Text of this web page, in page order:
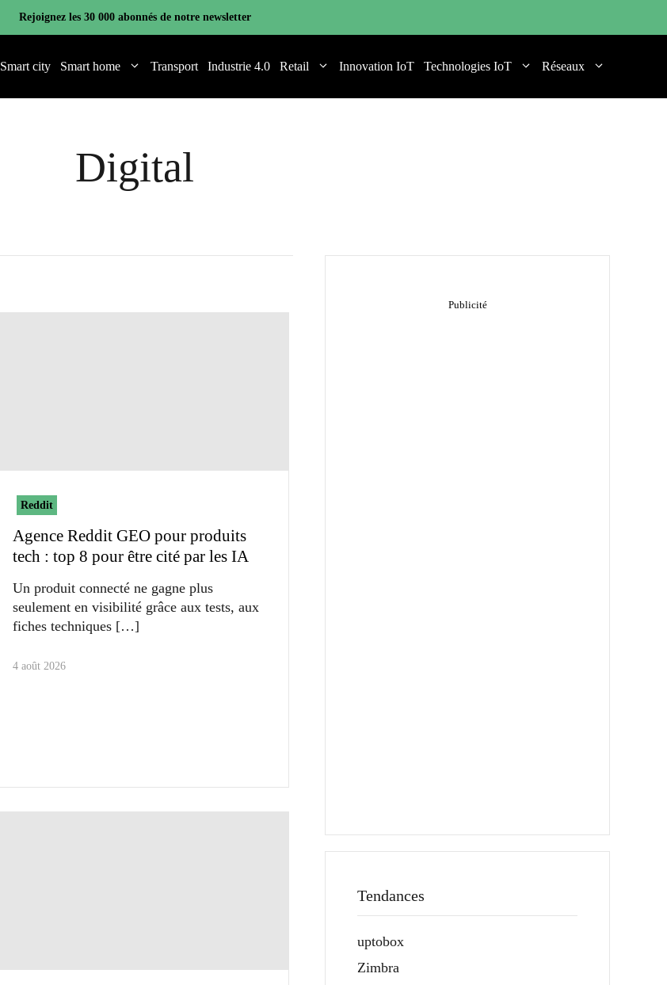
Rejoignez les 30 000 abonnés de notre newsletter
Smart city Smart home Transport Industrie 4.0 Retail Innovation IoT Technologies IoT Réseaux
Digital
Reddit
Agence Reddit GEO pour produits
tech : top 8 pour être cité par les IA
Un produit connecté ne gagne plus
seulement en visibilité grâce aux tests, aux
fiches techniques
4 août 2026
Tendances
uptobox
Zimbra